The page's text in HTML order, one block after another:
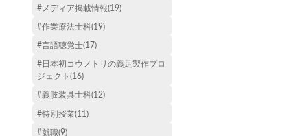
#メディア掲載情報(19)
#作業療法士科(19)
#言語聴覚士(17)
#日本初コウノトリの義足製作プロ
ジェクト(16)
#義肢装具士科(12)
#特別授業(11)
#就職(9)